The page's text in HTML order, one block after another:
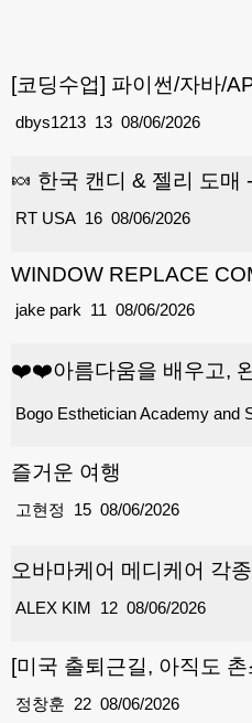
[코딩수업] 파이썬/자바/
13
dbys1213 08/06/2026
🍬 한국 캔디 & 젤리 도매
16
RT USA 08/06/2026
WINDOW REPLACE
11
jake park 08/06/2026
❤️❤️아름다움을 배우고,
Bogo Esthetician Academy and
즐거운 여행
15
고현정 08/06/2026
오바마케어 메디케어 각
12
ALEX KIM 08/06/2026
[미국 출퇴근길, 아직도
22
정창훈 08/06/2026